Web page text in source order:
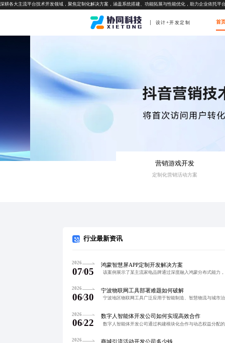
深耕各大主流平台技术开发领域，聚焦定制化解决方案，涵盖系统搭建、功能拓展与性能优化，助力企业依托平
设计+开发定制 首
营销游戏开发
定制化营销活动方案
行业最新资讯
2026
07/05
鸿蒙智慧屏APP定制开发解决方案
2026
06/30
宁波物联网工具部署难题如何破解
2026
06/22
数字人智能体开发公司如何实现高效合作
2026 商城引流活动开发公司多少钱